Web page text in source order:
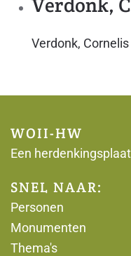
Verdonk, Cornelis
WOII-HW
Een
SNEL NAAR:
Personen
Monumenten
Thema's